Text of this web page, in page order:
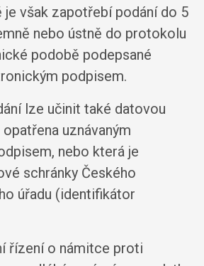
však zapotřebí podání do 5
nebo ústně do protokolu
podobě podepsané
podpisem.
lze učinit také datovou
uznávaným
nebo která je
schránky Českého
úřadu (identifikátor
řízení o námitce proti